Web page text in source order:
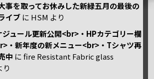
事を取ってお休みした新緑五月の最後の
イブ に HSM より
ジュール更新公開<br>・HPカテゴリー欄
・新年度の新メニュー<br>・Tシャツ再
中 にfire Resistant Fabric glass
り